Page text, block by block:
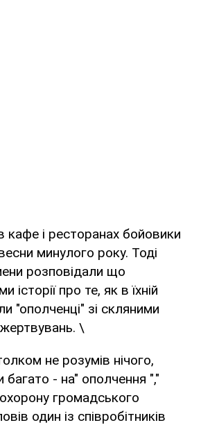
кафе і ресторанах бойовики
минулого року. Тоді
розповідали що
історії про те, як в їхній
"ополченці" зі скляними
\
не розумів нічого,
багато - на" ополчення ","
громадського
один із співробітників